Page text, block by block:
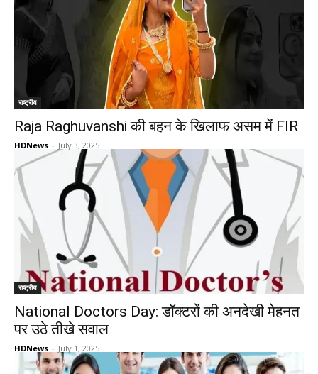
राष्ट्रीय
Raja Raghuvanshi की बहन के खिलाफ असम में FIR
HDNews - July 3, 2025
राष्ट्रीय
National Doctors Day: डॉक्टरों की अनदेखी मेहनत
पर उठे तीखे सवाल
HDNews - July 1, 2025